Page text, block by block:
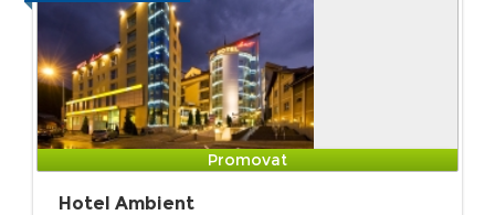
Promovat
Hotel Ambient